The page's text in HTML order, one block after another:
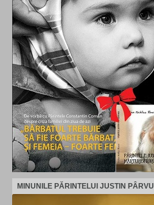
MINUNILE PĂRINTELUI JUSTIN PÂRVU